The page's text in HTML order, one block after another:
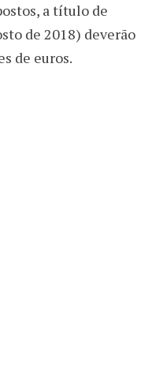
a título de
de 2018) deverão
de euros.